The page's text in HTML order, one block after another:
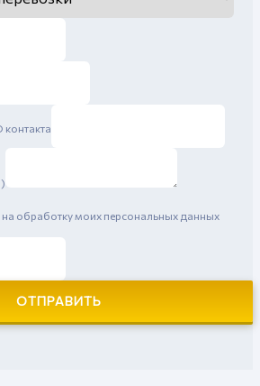
на обработку моих персональных данных
ОТПРАВИТЬ